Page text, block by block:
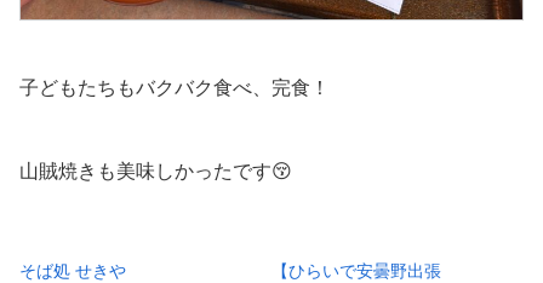
子どもたちもバクバク食べ、完食！
山賊焼きも美味しかったです😚
そば処 せきや
【ひらいで安曇野出張